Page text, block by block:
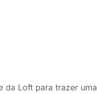
da Loft para trazer uma